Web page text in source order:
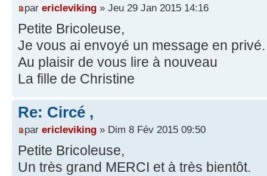
par ericleviking » Jeu 29 Jan 2015 14:16
Petite Bricoleuse,
Je vous ai envoyé un message en privé.
Au plaisir de vous lire à nouveau
La fille de Christine
Re: Circé ,
par ericleviking » Dim 8 Fév 2015 09:50
Petite Bricoleuse,
Un très grand MERCI et à très bientôt.